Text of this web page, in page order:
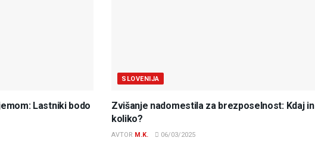
Lastniki bodo
SLOVENIJA
Zvišanje nadomestila za brezposelnost: Kdaj in
koliko?
AVTOR M.K. 06/03/2025